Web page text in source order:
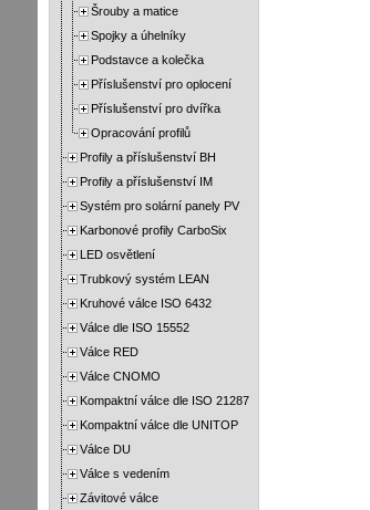
Šrouby a matice
Spojky a úhelníky
Podstavce a kolečka
Příslušenství pro oplocení
Příslušenství pro dvířka
Opracování profilů
Profily a příslušenství BH
Profily a příslušenství IM
Systém pro solární panely PV
Karbonové profily CarboSix
LED osvětlení
Trubkový systém LEAN
Kruhové válce ISO 6432
Válce dle ISO 15552
Válce RED
Válce CNOMO
Kompaktní válce dle ISO 21287
Kompaktní válce dle UNITOP
Válce DU
Válce s vedením
Závitové válce